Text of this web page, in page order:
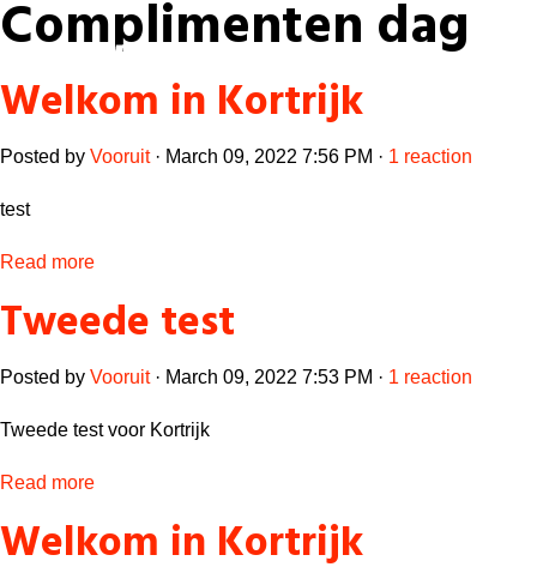
Laatste nieuws
Alle artikels
Koopkracht
Consumentenbescherming
Pensioenen
Kinderen en jongeren
Beweging
Mission statement
Mis niets
Doe mee
Complimenten dag
Welkom in Kortrijk
Posted by Vooruit· March 09, 2022 7:56 PM · 1 reaction
test
Read more
Tweede test
Posted by Vooruit· March 09, 2022 7:53 PM · 1 reaction
Tweede test voor Kortrijk
Read more
Welkom in Kortrijk